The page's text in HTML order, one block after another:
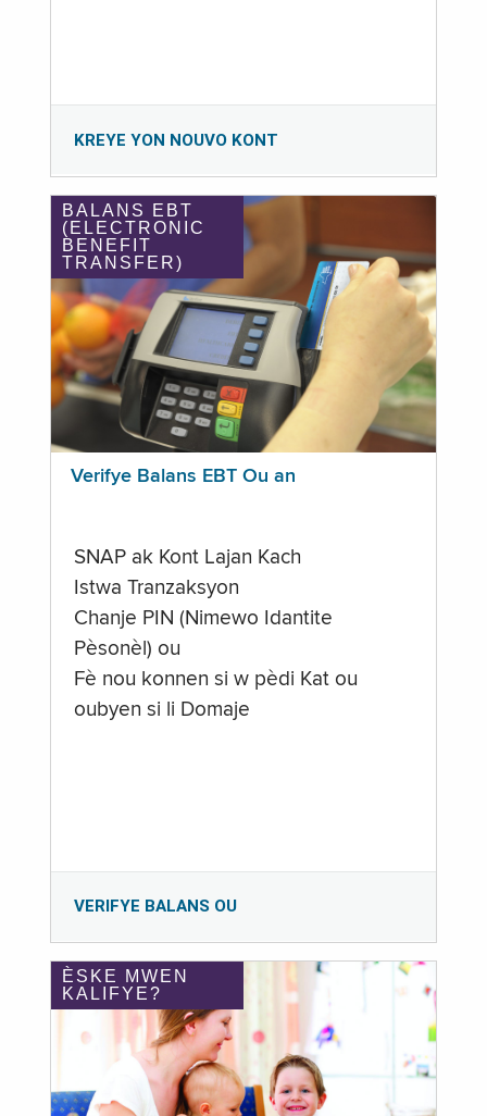
KREYE YON NOUVO KONT
BALANS EBT
(ELECTRONIC
BENEFIT
TRANSFER)
Verifye Balans EBT Ou an
SNAP ak Kont Lajan Kach
Istwa Tranzaksyon
Chanje PIN (Nimewo Idantite
Pèsonèl) ou
Fè nou konnen si w pèdi Kat ou
oubyen si li Domaje
VERIFYE BALANS OU
ÈSKE MWEN
KALIFYE?